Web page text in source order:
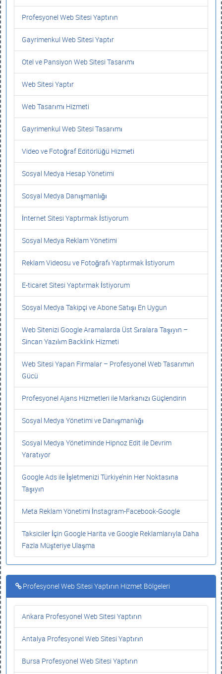
Profesyonel Web Sitesi Yaptırın
Gayrimenkul Web Sitesi Yaptır
Otel ve Pansiyon Web Sitesi Tasarımı
Web Sitesi Yaptır
Web Tasarımı Hizmeti
Gayrimenkul Web Sitesi Tasarımı
Video ve Fotoğraf Editörlüğü Hizmeti
Sosyal Medya Hesap Yönetimi
Sosyal Medya Danışmanlığı
İnternet Sitesi Yaptırmak İstiyorum
Sosyal Medya Reklam Yönetimi
Reklam Videosu ve Fotoğrafı Yaptırmak İstiyorum
E-ticaret Sitesi Yaptırmak İstiyorum
Sosyal Medya Takipçi ve Abone Satışı En Uygun
Web Sitenizi Google Aramalarda Üst Sıralara Taşıyın –
Sincan Yazılım Backlink Hizmeti
Web Sitesi Yapan Firmalar – Profesyonel Web Tasarımın
Gücü
Profesyonel Ajans Hizmetleri ile Markanızı Güçlendirin
Sosyal Medya Yönetimi ve Danışmanlığı
Sosyal Medya Yönetiminde Hipnoz Edit ile Devrim
Yaratıyor
Google Ads ile İşletmenizi Türkiye’nin Her Noktasına
Taşıyın
Meta Reklam Yönetimi İnstagram-Facebook-Google
Taksiciler İçin Google Harita ve Google Reklamlarıyla Daha
Fazla Müşteriye Ulaşma
Profesyonel Web Sitesi Yaptırın Hizmet Bölgeleri
Ankara Profesyonel Web Sitesi Yaptırın
Antalya Profesyonel Web Sitesi Yaptırın
Bursa Profesyonel Web Sitesi Yaptırın